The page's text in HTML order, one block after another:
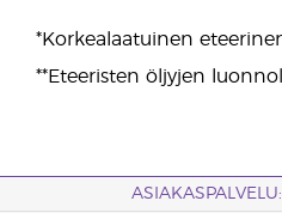
*Korkealaatuinen
**Eteeristen öljyjen